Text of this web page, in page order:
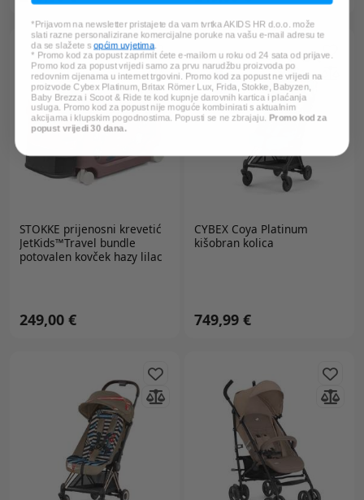
STOKKE prijenosni krevetić
JetKids™Travel bundle
potovalen kovček hazy lilac
249,00 €
CYBEX Coya Platinum
kišobran kolica
749,99 €
*Prijavom na newsletter pristajete da vam tvrtka AKIDS HR d.o.o. može
slati razne personalizirane komercijalne poruke na vašu e-mail adresu te
da se slažete sopćim uvjetima
* Promo kod za popust zaprimit ćete e-mailom u roku od 24 sata od prijave.
Promo kod za popust vrijedi samo za prvu narudžbu proizvoda po
redovnim cijenama u internet trgovini. Promo kod za popust ne vrijedi na
proizvode Cybex Platinum, Britax Römer Lux, Frida, Stokke, Babyzen,
Baby Brezza i Scoot & Ride te kod kupnje darovnih kartica i plaćanja
usluga. Promo kod za popust nije moguće kombinirati s aktualnim
akcijama i klupskim pogodnostima. Popusti se ne zbrajaju. Promo kod za
popust vrijedi 30 dana.